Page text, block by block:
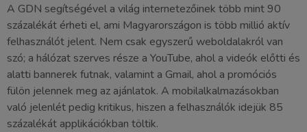
A GDN segítségével a világ internetezőinek több mint 90
százalékát érheti el, ami Magyarországon is több millió aktív
felhasználót jelent. Nem csak egyszerű weboldalakról van
szó; a hálózat szerves része a YouTube, ahol a videók előtti és
alatti bannerek futnak, valamint a Gmail, ahol a promóciós
fülön jelennek meg az ajánlatok. A mobilalkalmazásokban
való jelenlét pedig kritikus, hiszen a felhasználók idejük 85
százalékát applikációkban töltik.